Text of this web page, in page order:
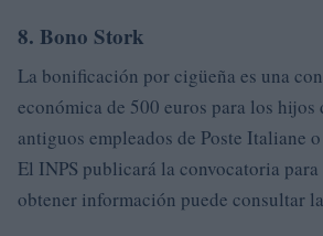
8. Bono Stork
La bonificación por cigüeña es una
económica de 500 euros para los hijos
antiguos empleados de Poste Italiane
El INPS publicará la convocatoria
obtener información puede consultar